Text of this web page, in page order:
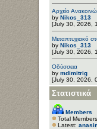
Αρχείο
by Nikos_313
[July 30, 2026,
Μεταπτυχιακό
by Nikos_313
[July 30, 2026,
Οδύσσεια
by mdimitrig
[July 30, 2026,
Στατιστικά
Members
Total
Latest: